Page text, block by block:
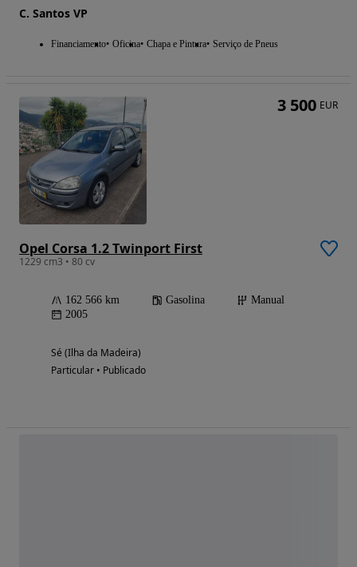
C. Santos VP
Financiamento Oficina Chapa e Pintura Serviço de Pneus
Opel Corsa 1.2 Twinport First
1229 cm3 • 80 cv
162 566 km Gasolina
Manual
2005
Sé (Ilha da Madeira)
Particular • Publicado
3 500 EUR